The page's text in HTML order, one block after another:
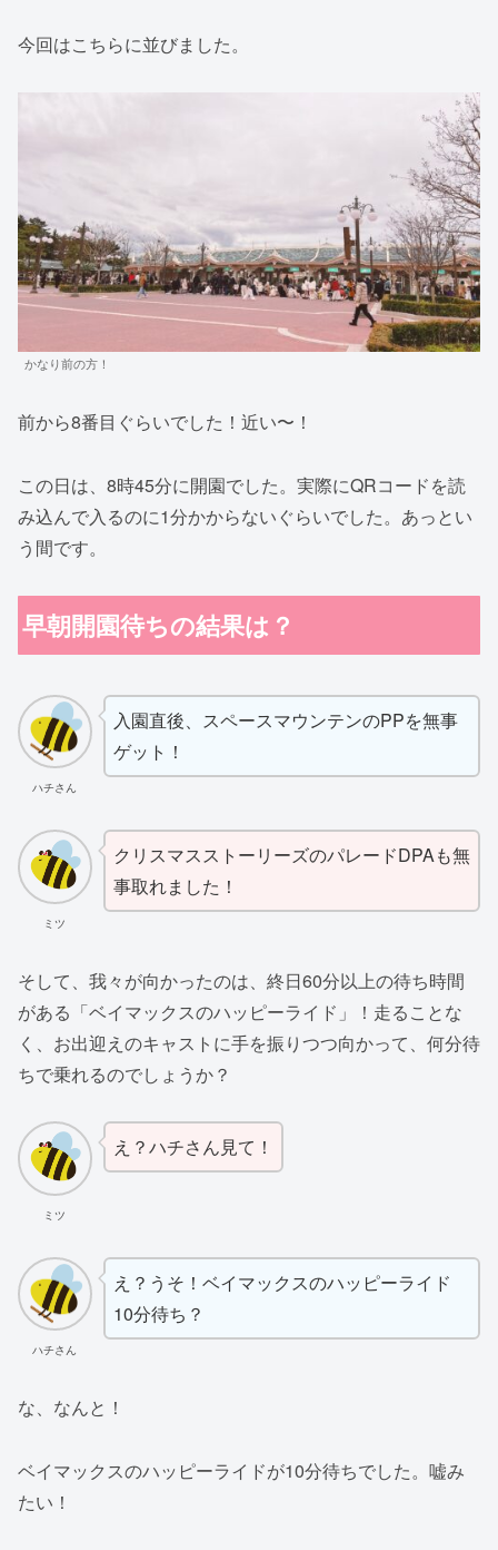
今回はこちらに並びました。
かなり前の方！
前から8番目ぐらいでした！近い〜！
この日は、8時45分に開園でした。実際にQRコードを読
み込んで入るのに1分かからないぐらいでした。あっとい
う間です。
早朝開園待ちの結果は？
ハチさん
入園直後、スペースマウンテンのPPを無事
ゲット！
ミツ
クリスマスストーリーズのパレードDPAも無
事取れました！
そして、我々が向かったのは、終日60分以上の待ち時間
がある「ベイマックスのハッピーライド」！走ることな
く、お出迎えのキャストに手を振りつつ向かって、何分待
ちで乗れるのでしょうか？
ミツ
え？ハチさん見て！
ハチさん
え？うそ！ベイマックスのハッピーライド
10分待ち？
な、なんと！
ベイマックスのハッピーライドが10分待ちでした。嘘み
たい！